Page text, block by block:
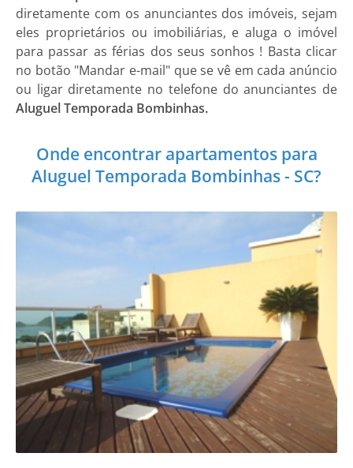
diretamente com os anunciantes dos imóveis, sejam
eles proprietários ou imobiliárias, e aluga o imóvel
para passar as férias dos seus sonhos ! Basta clicar
no botão "Mandar e-mail" que se vê em cada anúncio
ou ligar diretamente no telefone do anunciantes de
Aluguel Temporada Bombinhas.
Onde encontrar apartamentos para
Aluguel Temporada Bombinhas - SC?